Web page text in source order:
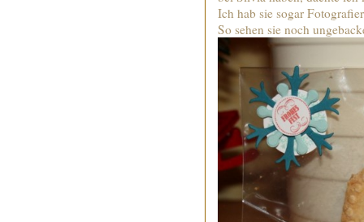
Ich hab sie sogar
So sehen sie noch